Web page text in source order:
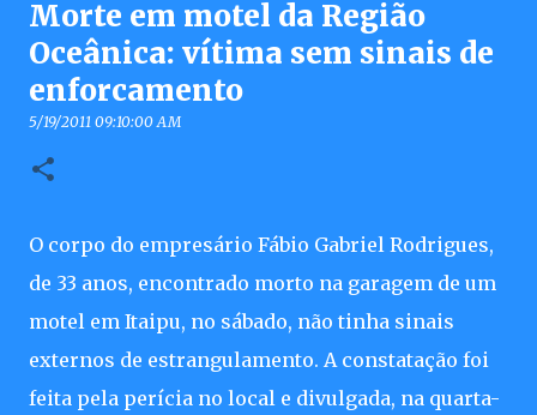
Morte em motel da Região
Oceânica: vítima sem sinais de
enforcamento
5/19/2011 09:10:00 AM
O corpo do empresário Fábio Gabriel Rodrigues,
de 33 anos, encontrado morto na garagem de um
motel em Itaipu, no sábado, não tinha sinais
externos de estrangulamento. A constatação foi
feita pela perícia no local e divulgada, na quarta-